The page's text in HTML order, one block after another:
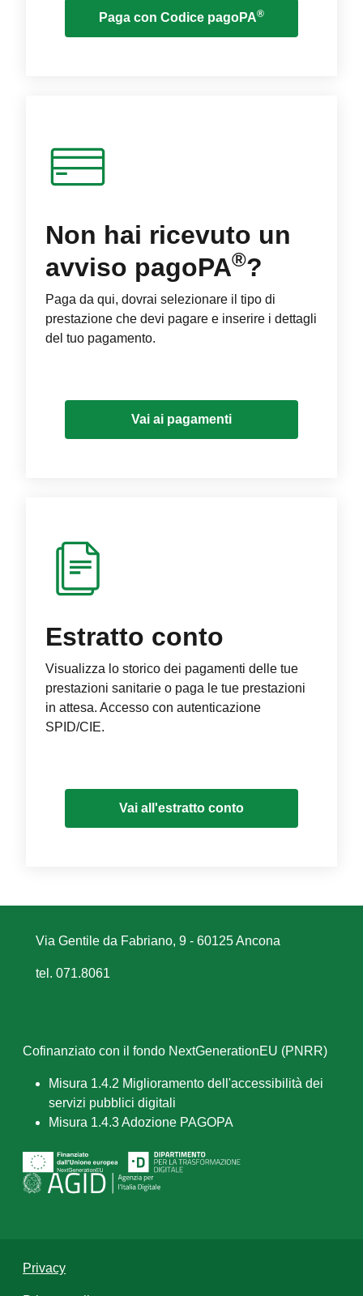
Paga con Codice pagoPA®
Non hai ricevuto un
avviso pagoPA®?
Paga da qui, dovrai selezionare il tipo di
prestazione che devi pagare e inserire i dettagli
del tuo pagamento.
Vai ai pagamenti
Estratto conto
Visualizza lo storico dei pagamenti delle tue
prestazioni sanitarie o paga le tue prestazioni
in attesa. Accesso con autenticazione
SPID/CIE.
Vai all'estratto conto
Via Gentile da Fabriano, 9 - 60125 Ancona
tel. 071.8061
Cofinanziato con il fondo NextGenerationEU (PNRR)
Misura 1.4.2 Miglioramento dell'accessibilità dei
servizi pubblici digitali
Misura 1.4.3 Adozione PAGOPA
Privacy